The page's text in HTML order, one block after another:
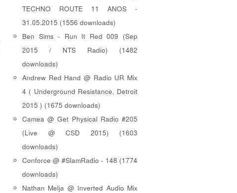
TECHNO ROUTE 11 ANOS -
31.05.2015 (1556 downloads)
Ben Sims - Run It Red 009 (Sep
2015 / NTS Radio) (1482
downloads)
Andrew Red Hand @ Radio UR Mix
4 ( Underground Resistance, Detroit
2015 ) (1675 downloads)
Camea @ Get Physical Radio #205
(Live @ CSD 2015) (1603
downloads)
Conforce @ #SlamRadio - 148 (1774
downloads)
Nathan Melja @ Inverted Audio Mix